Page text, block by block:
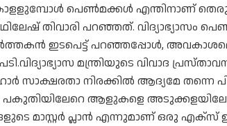
പെണ്‍മക്കള്‍ എന്തിനാണ്
തിവാരി പറഞ്ഞത്. വിദ്യാഭ്യാസം
ഇടപെട്ട് പറഞ്ഞപ്പോള്‍,
മന്ത്രിയുടെ വിവാദ
സാക്ഷരതാ നിരക്കില്‍ ആദ്യമേ തന്നെ
പകുതിയിലേറെ ആളുകളെ
മാസ്റ്റര്‍ പ്ലാന്‍ എന്നുമാണ് ഒരു എക്സ്